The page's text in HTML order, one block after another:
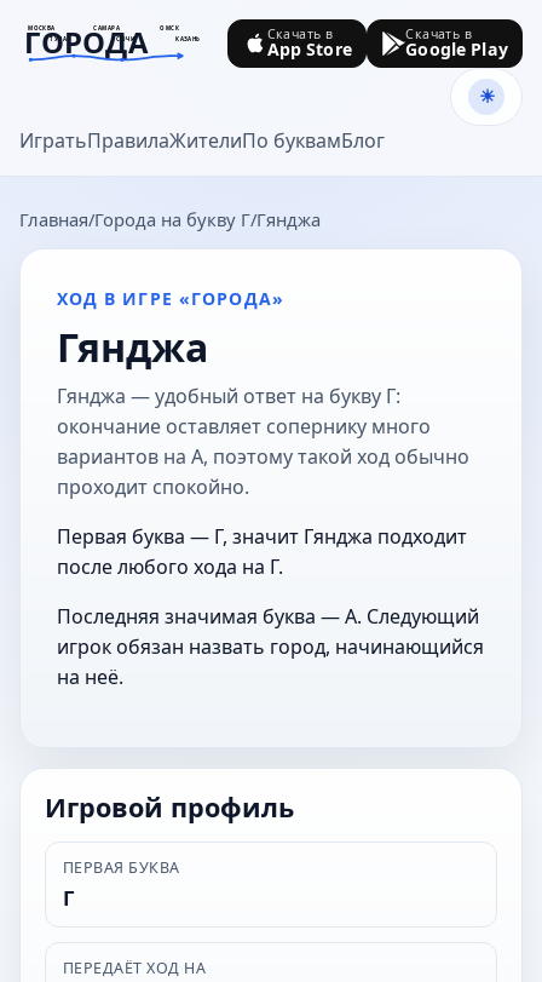
МОСКВА САМАРА
ОМСК
ТУЛА
СОЧИ КАЗАНЬ
ГОРОДА
goroda-na.ru
ИгратьПравилаЖителиПо буквамБлог
Скачать в
App Store
Скачать в
Google Play
Главная Города на букву Г Гянджа
ХОД В ИГРЕ «ГОРОДА»
Гянджа
Гянджа — удобный ответ на букву Г:
окончание оставляет сопернику много
вариантов на А, поэтому такой ход обычно
проходит спокойно.
Первая буква — Г, значит Гянджа подходит
после любого хода на Г.
Последняя значимая буква — А. Следующий
игрок обязан назвать город, начинающийся
на неё.
Игровой профиль
ПЕРВАЯ БУКВА
Г
ПЕРЕДАЁТ ХОД НА